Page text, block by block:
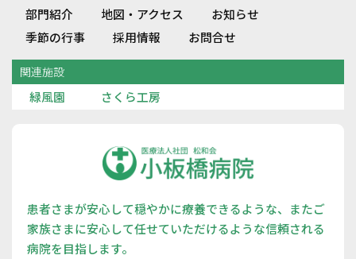
部門紹介
地図・アクセス
お知らせ
季節の行事
採用情報 お問合せ
関連施設
緑風園 さくら工房
患者さまが安心して穏やかに療養できるような、またご
家族さまに安心して任せていただけるような信頼される
病院を目指します。